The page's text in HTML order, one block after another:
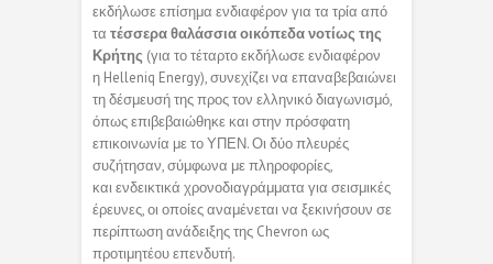
εκδήλωσε επίσημα ενδιαφέρον για τα τρία από
τα τέσσερα θαλάσσια οικόπεδα νοτίως της
Κρήτης (για το τέταρτο εκδήλωσε ενδιαφέρον
η Helleniq Energy), συνεχίζει να επαναβεβαιώνει
τη δέσμευσή της προς τον ελληνικό διαγωνισμό,
όπως επιβεβαιώθηκε και στην πρόσφατη
επικοινωνία με το ΥΠΕΝ. Οι δύο πλευρές
συζήτησαν, σύμφωνα με πληροφορίες,
και ενδεικτικά χρονοδιαγράμματα για σεισμικές
έρευνες, οι οποίες αναμένεται να ξεκινήσουν σε
περίπτωση ανάδειξης της Chevron ως
προτιμητέου επενδυτή.